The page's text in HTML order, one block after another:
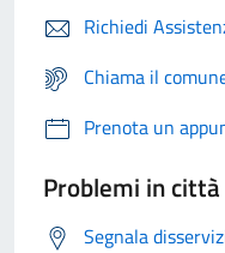
Richiedi
Chiama il
Prenota un
Problemi in città
Segnala